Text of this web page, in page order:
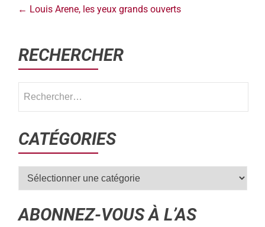
← Louis Arene, les yeux grands ouverts
RECHERCHER
CATÉGORIES
ABONNEZ-VOUS À L’AS